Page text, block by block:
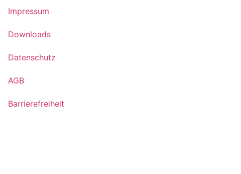
Impressum
Downloads
Datenschutz
AGB
Barrierefreiheit